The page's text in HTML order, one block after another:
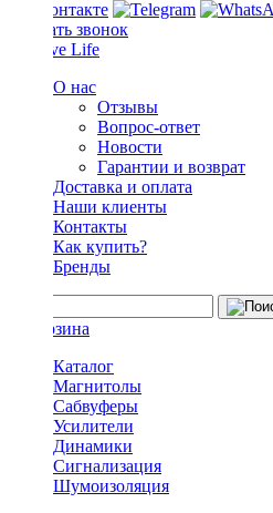
Заказать звонок
О нас
Отзывы
Вопрос-ответ
Новости
Гарантии и возврат
Доставка и оплата
Наши клиенты
Контакты
Как купить?
Бренды
Каталог
Магнитолы
Сабвуферы
Усилители
Динамики
Сигнализация
Шумоизоляция